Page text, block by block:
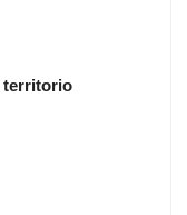
territorio